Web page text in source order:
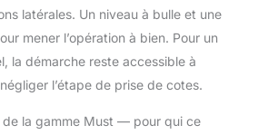
latérales. Un niveau à bulle et une
mener l’opération à bien. Pour un
la démarche reste accessible à
l’étape de prise de cotes.
la gamme Must — pour qui ce